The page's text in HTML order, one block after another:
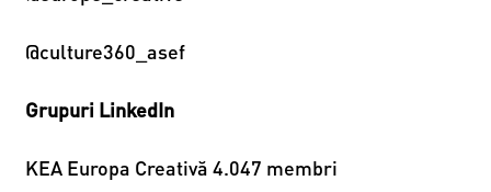
@culture360_asef
Grupuri LinkedIn
KEA Europa Creativă 4.047 membri